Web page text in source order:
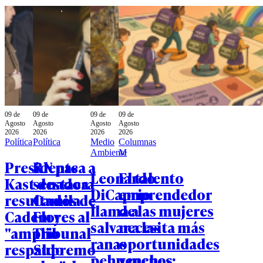
09 de
Agosto
2026
Política
Presidente
Kast destaca
resultados de
Cadem y
"amplio
respaldo
09 de
Agosto
2026
Política
RN pasa a
senadora
Camila
Flores al
Tribunal
Supremo
09 de
Agosto
2026
Medio
Ambiente
Leonardo
DiCaprio
llama a
salvar a las
ranas
09 de
Agosto
2026
Columnas
M
El talento
emprendedor
de las mujeres
necesita más
oportunidades